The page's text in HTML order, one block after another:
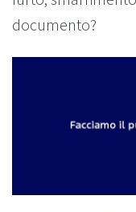
documento?